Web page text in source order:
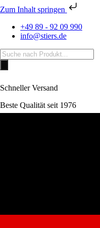
Zum Inhalt springen
+49 89 - 92 09 990
info@stiers.de
Products
search
Schneller Versand
Beste Qualität seit 1976